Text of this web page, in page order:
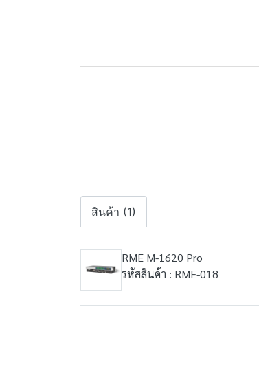
สินค้า (1)
RME M-1620 Pro
รหัสสินค้า : RME-018